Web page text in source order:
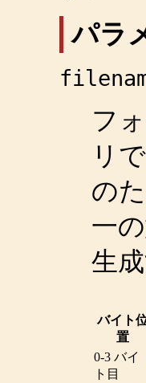
パラ
フ
リ
の
一
生
バイト
置
0-3 バイ
ト目